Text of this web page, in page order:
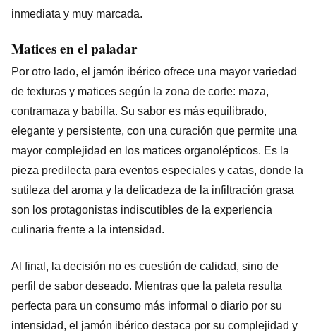
inmediata y muy marcada.
Matices en el paladar
Por otro lado, el jamón ibérico ofrece una mayor variedad
de texturas y matices según la zona de corte: maza,
contramaza y babilla. Su sabor es más equilibrado,
elegante y persistente, con una curación que permite una
mayor complejidad en los matices organolépticos. Es la
pieza predilecta para eventos especiales y catas, donde la
sutileza del aroma y la delicadeza de la infiltración grasa
son los protagonistas indiscutibles de la experiencia
culinaria frente a la intensidad.
Al final, la decisión no es cuestión de calidad, sino de
perfil de sabor deseado. Mientras que la paleta resulta
perfecta para un consumo más informal o diario por su
intensidad, el jamón ibérico destaca por su complejidad y